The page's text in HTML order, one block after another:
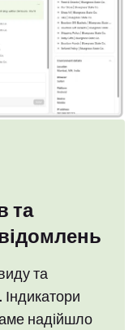
та
та
Індикатори
надійшло